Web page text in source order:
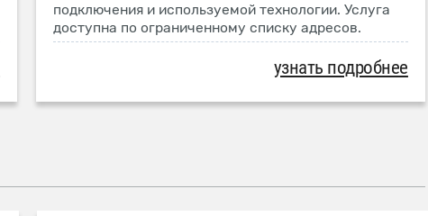
подключения и используемой технологии. Услуга
доступна по ограниченному списку адресов.
узнать подробнее